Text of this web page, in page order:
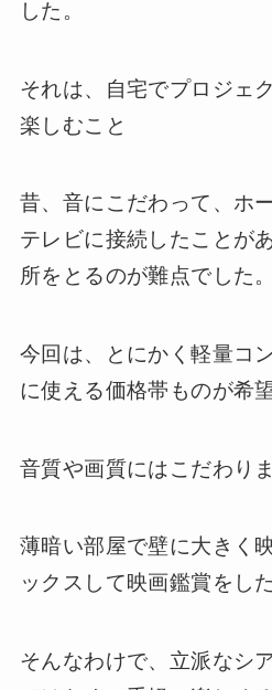
した。
それは、自宅でプロジェ
楽しむこと
昔、音にこだわって、ホ
テレビに接続したことが
所をとるのが難点でした。
今回は、とにかく軽量コ
に使える価格帯ものが希
音質や画質にはこだわりま
薄暗い部屋で壁に大きく
ックスして映画鑑賞をし
そんなわけで、立派なシ